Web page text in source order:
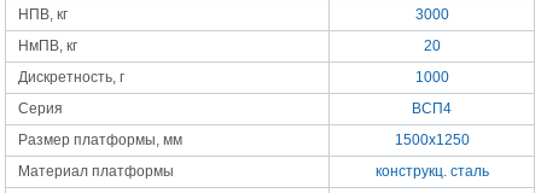
НПВ, кг
3000
НмПВ, кг
20
Дискретность, г
1000
Серия
ВСП4
Размер платформы, мм
1500х1250
Материал платформы
конструкц. сталь